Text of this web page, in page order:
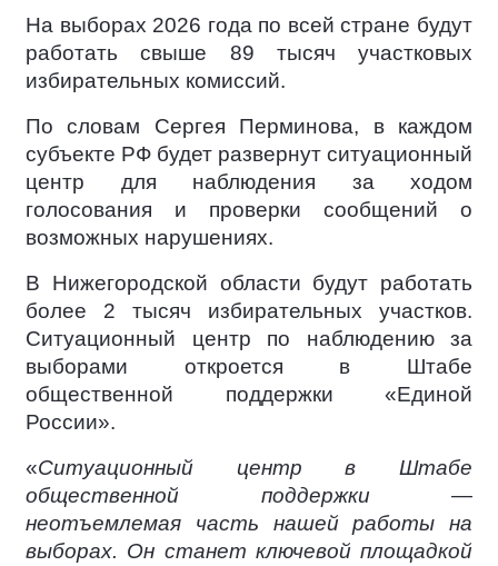
На выборах 2026 года по всей стране будут
работать свыше 89 тысяч участковых
избирательных комиссий.
По словам Сергея Перминова, в каждом
субъекте РФ будет развернут ситуационный
центр для наблюдения за ходом
голосования и проверки сообщений о
возможных нарушениях.
В Нижегородской области будут работать
более 2 тысяч избирательных участков.
Ситуационный центр по наблюдению за
выборами откроется в Штабе
общественной поддержки «Единой
России».
«Ситуационный центр в Штабе
общественной поддержки —
неотъемлемая часть нашей работы на
выборах. Он станет ключевой площадкой